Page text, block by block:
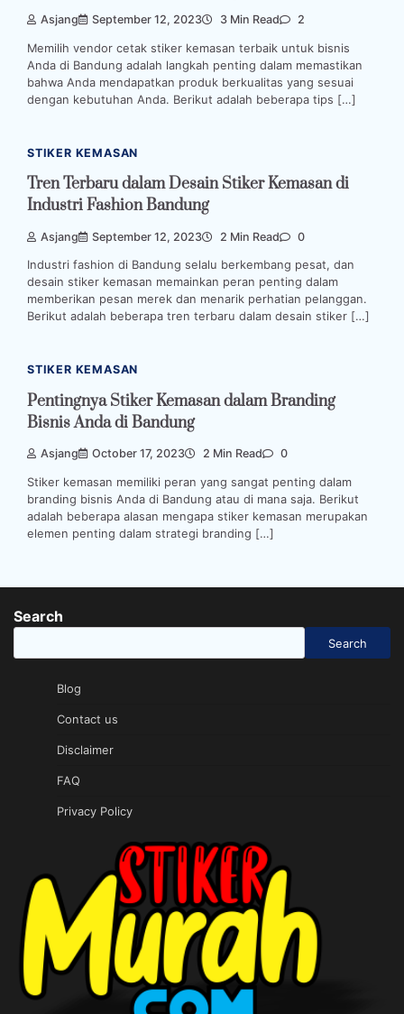
Asjang September 12, 2023 3 Min Read 2
Memilih vendor cetak stiker kemasan terbaik untuk bisnis
Anda di Bandung adalah langkah penting dalam memastikan
bahwa Anda mendapatkan produk berkualitas yang sesuai
dengan kebutuhan Anda. Berikut adalah beberapa tips […]
STIKER KEMASAN
Tren Terbaru dalam Desain Stiker Kemasan di
Industri Fashion Bandung
Asjang September 12, 2023 2 Min Read 0
Industri fashion di Bandung selalu berkembang pesat, dan
desain stiker kemasan memainkan peran penting dalam
memberikan pesan merek dan menarik perhatian pelanggan.
Berikut adalah beberapa tren terbaru dalam desain stiker […]
STIKER KEMASAN
Pentingnya Stiker Kemasan dalam Branding
Bisnis Anda di Bandung
Asjang October 17, 2023 2 Min Read 0
Stiker kemasan memiliki peran yang sangat penting dalam
branding bisnis Anda di Bandung atau di mana saja. Berikut
adalah beberapa alasan mengapa stiker kemasan merupakan
elemen penting dalam strategi branding […]
Search
Search
Blog
Contact us
Disclaimer
FAQ
Privacy Policy